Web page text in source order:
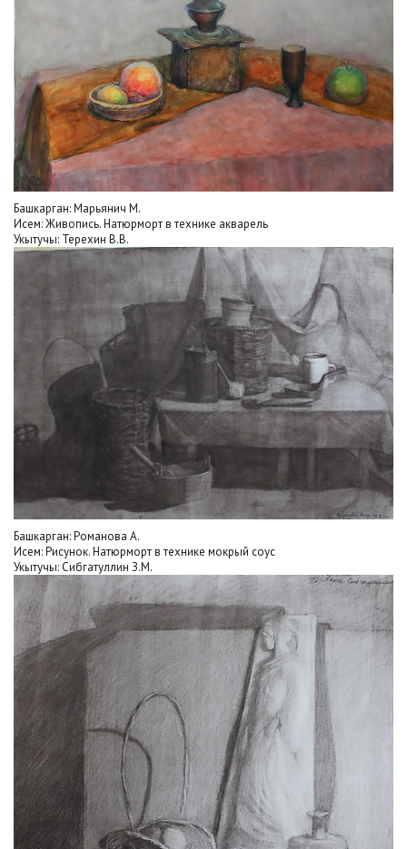
Башкарган: Марьянич М.
Исем: Живопись. Натюрморт в технике акварель
Укытучы: Терехин В.В.
Башкарган: Романова А.
Исем: Рисунок. Натюрморт в технике мокрый соус
Укытучы: Сибгатуллин З.М.